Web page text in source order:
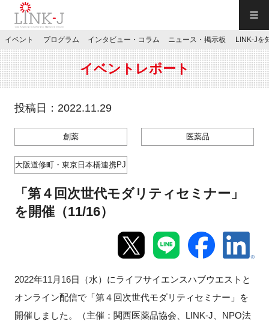
JP／EN
特別会員専用メニュー
お問い合わせ
イベント プログラム インタビュー・コラム ニュース・掲示板 LINK-Jを
イベントレポート
投稿日：2022.11.29
創薬 医薬品
大阪道修町・東京日本橋連携PJ
「第４回次世代モダリティセミナー」
を開催（11/16）
2022年11月16日（水）にライフサイエンスハブウエストと
オンライン配信で「第４回次世代モダリティセミナー」を
開催しました。
（主催：関西医薬品協会、LINK-J、NPO法